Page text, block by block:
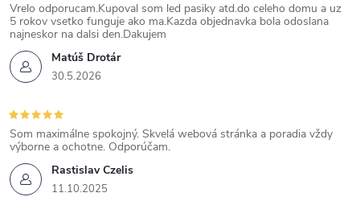
Matúš Drotár
30.5.2026
Vrelo odporucam.Kupoval som led pasiky atd.do celeho domu a uz
5 rokov vsetko funguje ako ma.Kazda objednavka bola odoslana
najneskor na dalsi den.Dakujem
Rastislav Czelis
11.10.2025
Som maximálne spokojný. Skvelá webová stránka a poradia vždy
výborne a ochotne. Odporúčam.